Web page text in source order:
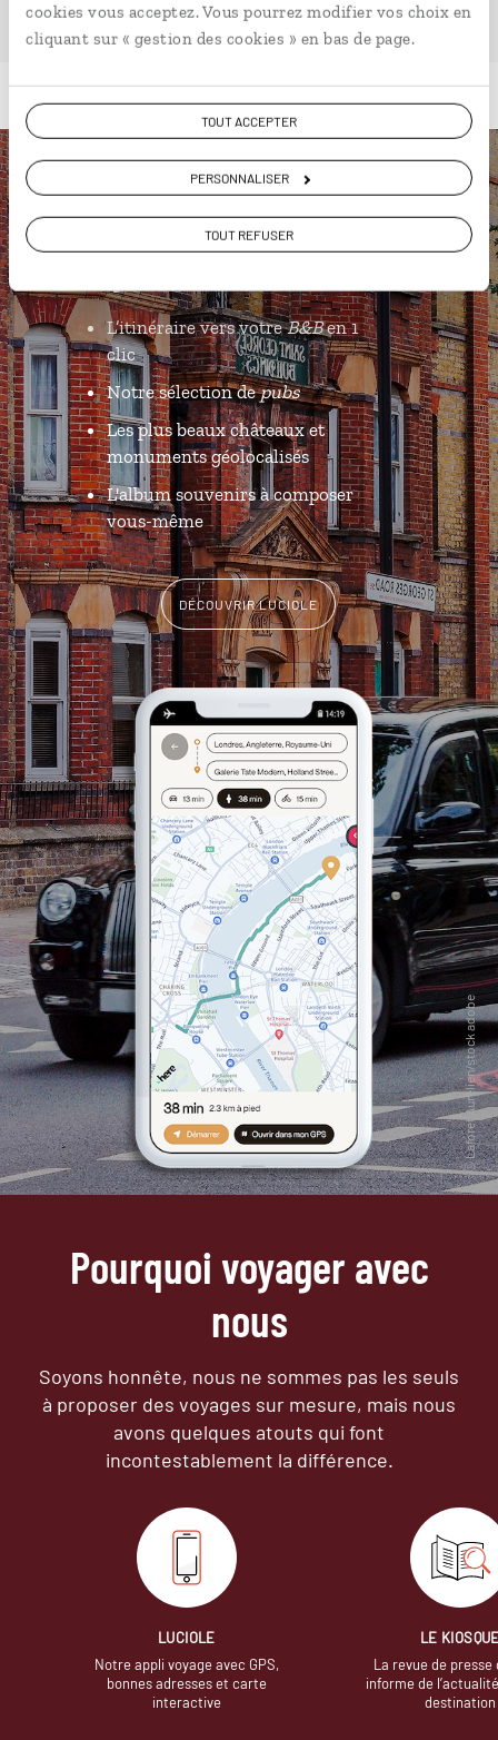
cookies vous acceptez. Vous pourrez modifier vos choix en
cliquant sur « gestion des cookies » en bas de page.
TOUT ACCEPTER
PERSONNALISER
TOUT REFUSER
Luciole,
l'appli qui vous guide en
L’itinéraire vers votreB&Ben 1
clic
Notre sélection depubs
Les plus beaux châteaux et
monuments géolocalisés
L'album souvenirs à composer
vous-même
DÉCOUVRIR LUCIOLE
Pourquoi voyager avec
nous
Soyons honnête, nous ne sommes pas les seuls
à proposer des voyages sur mesure, mais nous
avons quelques atouts qui font
incontestablement la différence.
LUCIOLE
Notre appli voyage avec GPS,
bonnes adresses et carte
interactive
LE
La revue de presse
informe de
destination